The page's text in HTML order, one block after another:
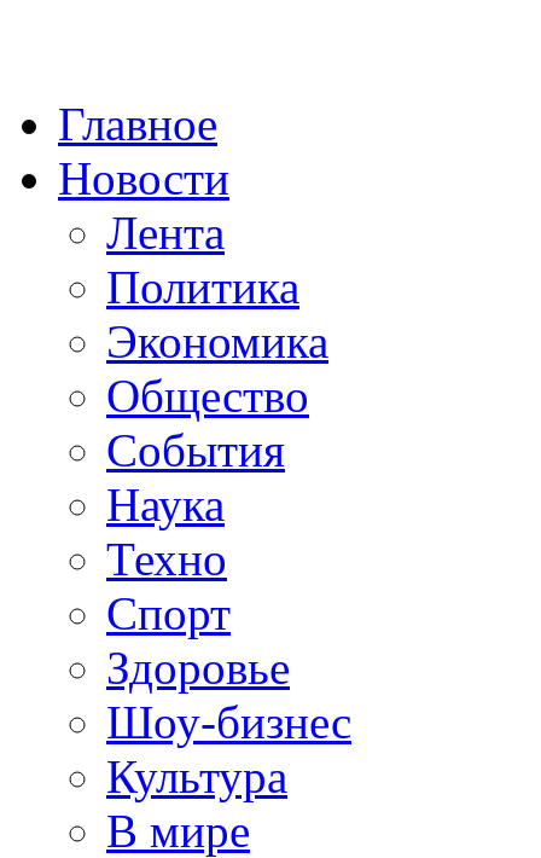
Главное
Новости
Лента
Политика
Экономика
Общество
События
Наука
Техно
Спорт
Здоровье
Шоу-бизнес
Культура
В мире